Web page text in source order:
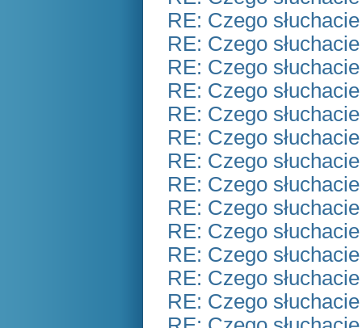
RE: Czego
RE: Czego
RE: Czego
RE: Czego
RE: Czego
RE: Czego
RE: Czego
RE: Czego
RE: Czego
RE: Czego
RE: Czego
RE: Czego
RE: Czego